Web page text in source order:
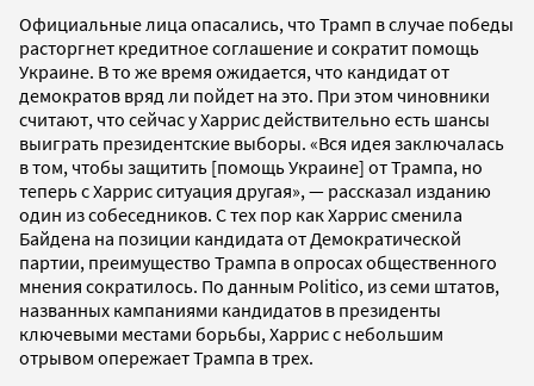
Официальные лица опасались, что Трамп в случае победы
расторгнет кредитное соглашение и сократит помощь
Украине. В то же время ожидается, что кандидат от
демократов вряд ли пойдет на это. При этом чиновники
считают, что сейчас у Харрис действительно есть шансы
выиграть президентские выборы. «Вся идея заключалась
в том, чтобы защитить [помощь Украине] от Трампа, но
теперь с Харрис ситуация другая», — рассказал изданию
один из собеседников. С тех пор как Харрис сменила
Байдена на позиции кандидата от Демократической
партии, преимущество Трампа в опросах общественного
мнения сократилось. По данным Politico, из семи штатов,
названных кампаниями кандидатов в президенты
ключевыми местами борьбы, Харрис с небольшим
отрывом опережает Трампа в трех.